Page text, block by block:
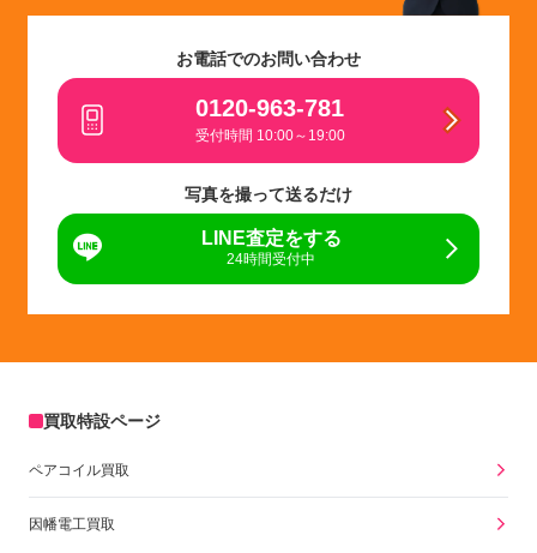
お電話でのお問い合わせ
0120-963-781
受付時間 10:00～19:00
写真を撮って送るだけ
LINE査定をする
24時間受付中
買取特設ページ
ペアコイル買取
因幡電工買取